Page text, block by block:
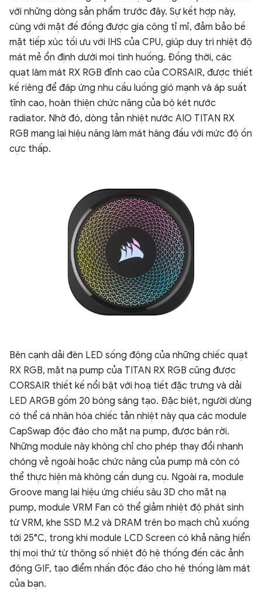
với những dòng sản phẩm trước đây. Sự kết hợp này,
cùng với mặt đế đồng được gia công tỉ mỉ, đảm bảo bề
mặt tiếp xúc tối ưu với IHS của CPU, giúp duy trì nhiệt độ
mát mẻ ổn định dưới mọi tình huống. Đồng thời, các
quạt làm mát RX RGB đỉnh cao của CORSAIR, được thiết
kế riêng để đáp ứng nhu cầu luồng gió mạnh và áp suất
tĩnh cao, hoàn thiện chức năng của bộ két nước
radiator. Nhờ đó, dòng tản nhiệt nước AIO TITAN RX
RGB mang lại hiệu năng làm mát hàng đầu với mức độ ồn
cực thấp.
Bên cạnh dải đèn LED sống động của những chiếc quạt
RX RGB, mặt nạ pump của TITAN RX RGB cũng được
CORSAIR thiết kế nổi bật với hoạ tiết đặc trưng và dải
LED ARGB gồm 20 bóng sáng tạo. Đặc biệt, người dùng
có thể cá nhân hóa chiếc tản nhiệt này qua các module
CapSwap độc đáo cho mặt nạ pump, được bán rời.
Những module này không chỉ cho phép thay đổi nhanh
chóng vẻ ngoài hoặc chức năng của pump mà còn có
thể thực hiện mà không cần dụng cụ. Ngoài ra, module
Groove mang lại hiệu ứng chiều sâu 3D cho mặt nạ
pump, module VRM Fan có thể giảm nhiệt độ phát sinh
từ VRM, khe SSD M.2 và DRAM trên bo mạch chủ xuống
tới 25°C, trong khi module LCD Screen có khả năng hiển
thị mọi thứ từ thông số nhiệt độ hệ thống đến các ảnh
động GIF, tạo điểm nhấn độc đáo cho hệ thống làm mát
của bạn.